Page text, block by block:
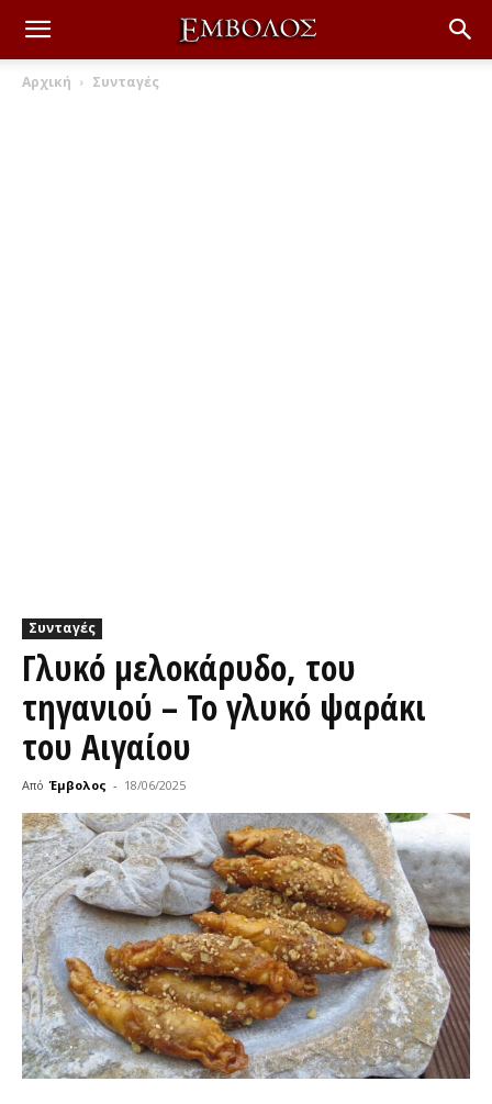
Αρχική Συνταγές
Συνταγές
Γλυκό μελοκάρυδο, του
τηγανιού – Το γλυκό ψαράκι
του Αιγαίου
Από Έμβολος - 18/06/2025